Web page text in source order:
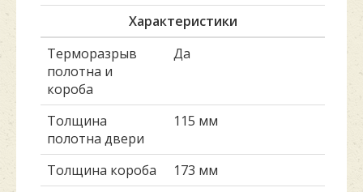
Характеристики
Терморазрыв
полотна и
короба
Да
Толщина
полотна двери
115 мм
Толщина короба
173 мм